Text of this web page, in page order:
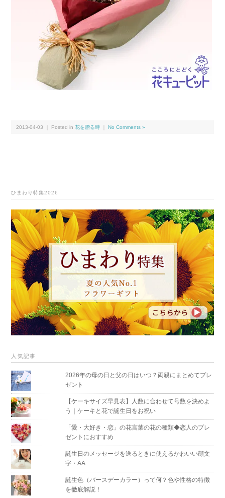
2013-04-03 ｜ Posted in花を贈る時 ｜No Comments »
ひまわり特集2026
人気記事
2026年の母の日と父の日はいつ？両親にまとめてプレ
ゼント
【ケーキサイズ早見表】人数に合わせて号数を決めよ
う｜ケーキと花で誕生日をお祝い
「愛・大好き・恋」の花言葉の花の種類◆恋人のプレ
ゼントにおすすめ
誕生日のメッセージを送るときに使えるかわいい顔文
字・AA
誕生色（バースデーカラー）って何？色や性格の特徴
を徹底解説！